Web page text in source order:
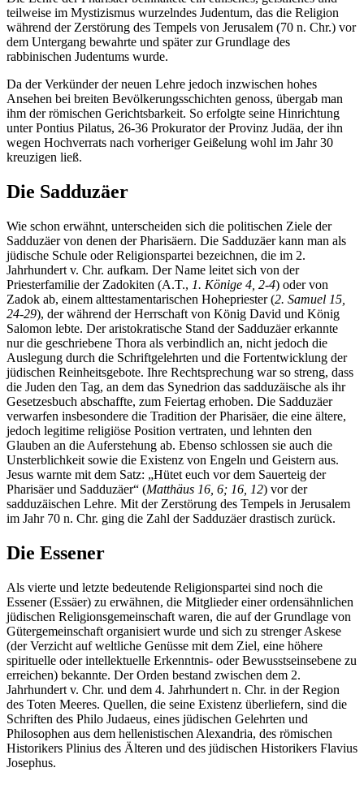
teilweise im Mystizismus wurzelndes Judentum, das die Religion
während der Zerstörung des Tempels von Jerusalem (70 n. Chr.) vor
dem Untergang bewahrte und später zur Grundlage des
rabbinischen Judentums wurde.
Da der Verkünder der neuen Lehre jedoch inzwischen hohes
Ansehen bei breiten Bevölkerungsschichten genoss, übergab man
ihm der römischen Gerichtsbarkeit. So erfolgte seine Hinrichtung
unter Pontius Pilatus, 26-36 Prokurator der Provinz Judäa, der ihn
wegen Hochverrats nach vorheriger Geißelung wohl im Jahr30
kreuzigen ließ.
Die Sadduzäer
Wie schon erwähnt, unterscheiden sich die politischen Ziele der
Sadduzäer von denen der Pharisäern. Die Sadduzäer kann man als
jüdische Schule oder Religionspartei bezeichnen, die im 2.
Jahrhundert v. Chr. aufkam. Der Name leitet sich von der
Priesterfamilie der Zadokiten (A.T., 1. Könige 4, 2-4) oder von
Zadok ab, einem alttestamentarischen Hohepriester (2. Samuel 15,
24-29), der während der Herrschaft von König David und König
Salomon lebte. Der aristokratische Stand der Sadduzäer erkannte
nur die geschriebene Thora als verbindlich an, nicht jedoch die
Auslegung durch die Schriftgelehrten und die Fortentwicklung der
jüdischen Reinheitsgebote. Ihre Rechtsprechung war so streng, dass
die Juden den Tag, an dem das Synedrion das sadduzäische als ihr
Gesetzesbuch abschaffte, zum Feiertag erhoben. Die Sadduzäer
verwarfen insbesondere die Tradition der Pharisäer, die eine ältere,
jedoch legitime religiöse Position vertraten, und lehnten den
Glauben an die Auferstehung ab. Ebenso schlossen sie auch die
Unsterblichkeit sowie die Existenz von Engeln und Geistern aus.
Jesus warnte mit dem Satz: „Hütet euch vor dem Sauerteig der
Pharisäer und Sadduzäer“ (Matthäus 16, 6; 16, 12) vor der
sadduzäischen Lehre. Mit der Zerstörung des Tempels in Jerusalem
im Jahr 70 n. Chr. ging die Zahl der Sadduzäer drastisch zurück.
Die Essener
Als vierte und letzte bedeutende Religionspartei sind noch die
Essener (Essäer) zu erwähnen, die Mitglieder einer ordensähnlichen
jüdischen Religionsgemeinschaft waren, die auf der Grundlage von
Gütergemeinschaft organisiert wurde und sich zu strenger Askese
(der Verzicht auf weltliche Genüsse mit dem Ziel, eine höhere
spirituelle oder intellektuelle Erkenntnis- oder Bewusstseinsebene zu
erreichen) bekannte. Der Orden bestand zwischen dem 2.
Jahrhundert v. Chr. und dem 4. Jahrhundert n. Chr. in der Region
des Toten Meeres. Quellen, die seine Existenz überliefern, sind die
Schriften des Philo Judaeus, eines jüdischen Gelehrten und
Philosophen aus dem hellenistischen Alexandria, des römischen
Historikers Plinius des Älteren und des jüdischen Historikers Flavius
Josephus.